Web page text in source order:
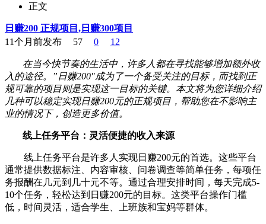
正文
日赚200 正规项目,日赚300项目
11个月前发布
57 0 12
在当今快节奏的生活中，许多人都在寻找能够增加额外收
入的途径。”日赚200″成为了一个备受关注的目标，而找到正
规可靠的项目则是实现这一目标的关键。本文将为您详细介绍
几种可以稳定实现日赚200元的正规项目，帮助您在不影响主
业的情况下，创造更多价值。
线上任务平台：灵活便捷的收入来源
线上任务平台是许多人实现日赚200元的首选。这些平台
通常提供数据标注、内容审核、问卷调查等简单任务，每项任
务报酬在几元到几十元不等。通过合理安排时间，每天完成5-
10个任务，轻松达到日赚200元的目标。这类平台操作门槛
低，时间灵活，适合学生、上班族和宝妈等群体。